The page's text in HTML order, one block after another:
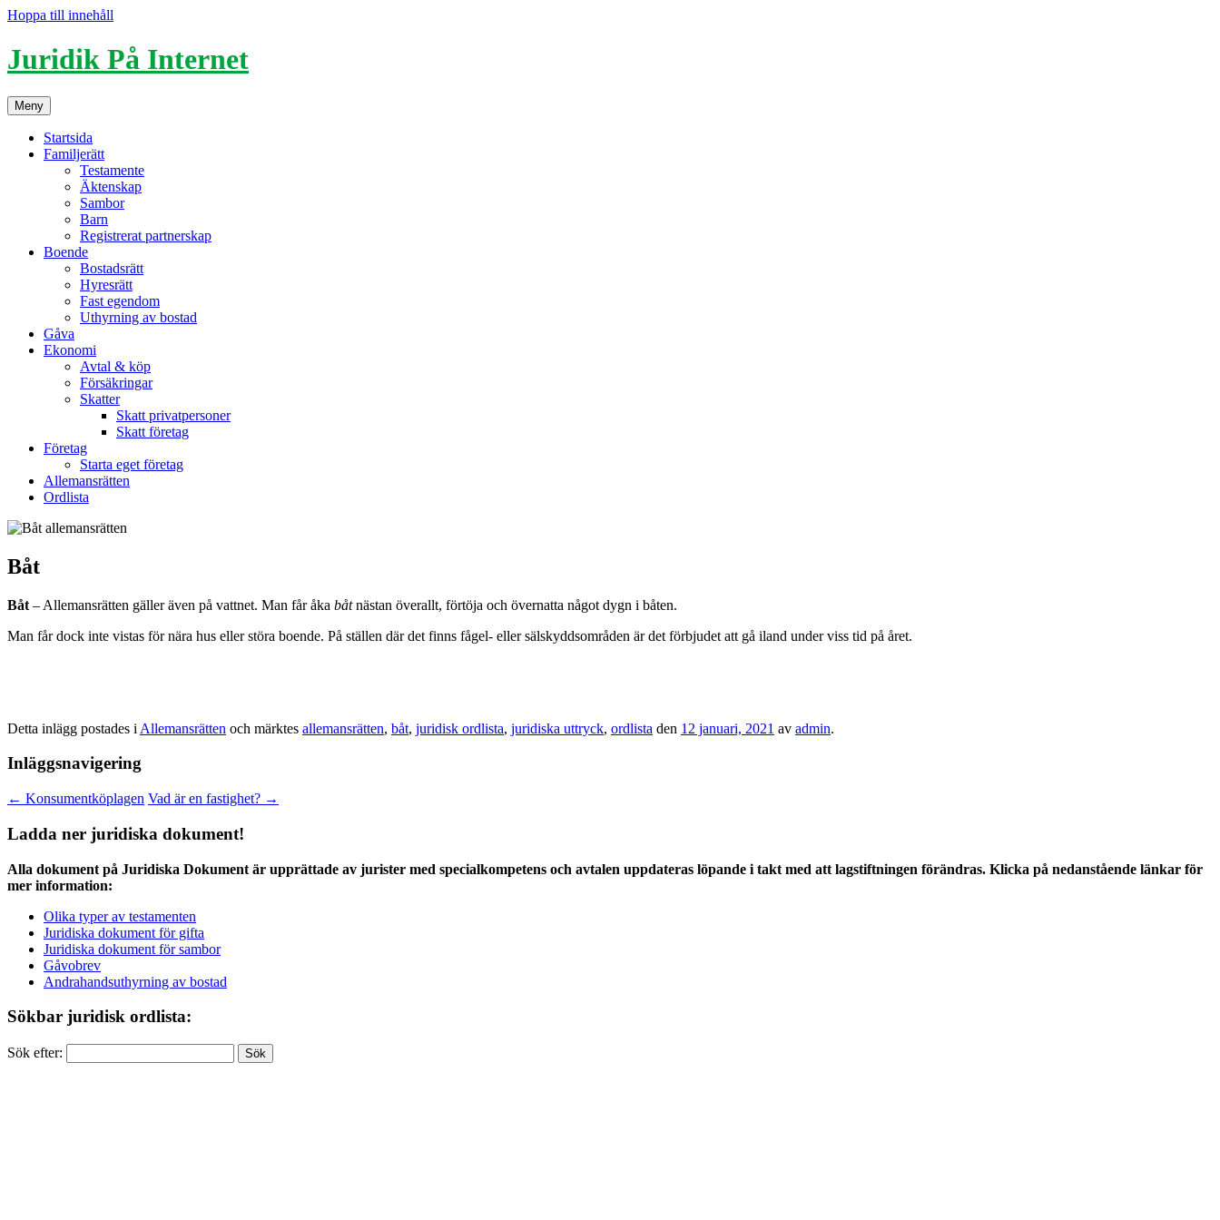
Hoppa till innehåll
Juridik På Internet
Meny
Startsida
Familjerätt
Testamente
Äktenskap
Sambor
Barn
Registrerat partnerskap
Boende
Bostadsrätt
Hyresrätt
Fast egendom
Uthyrning av bostad
Gåva
Ekonomi
Avtal & köp
Försäkringar
Skatter
Skatt privatpersoner
Skatt företag
Företag
Starta eget företag
Allemansrätten
Ordlista
Båt
Båt – Allemansrätten gäller även på vattnet. Man får åka båtnästan överallt, förtöja och övernatta något dygn i båten.
Man får dock inte vistas för nära hus eller störa boende. På ställen där det finns fågel- eller sälskyddsområden är det förbjudet att gå iland under viss tid på året.
Detta inlägg postades i Allemansrätten och märktes allemansrätten, båt, juridisk ordlista, juridiska uttryck, ordlista den 12 januari, 2021 av admin.
Inläggsnavigering
← Konsumentköplagen Vad är en fastighet? →
Ladda ner juridiska dokument!
Alla dokument på Juridiska Dokument är upprättade av jurister med specialkompetens och avtalen uppdateras löpande i takt med att lagstiftningen förändras. Klicka på nedanstående länkar för
mer information:
Olika typer av testamenten
Juridiska dokument för gifta
Juridiska dokument för sambor
Gåvobrev
Andrahandsuthyrning av bostad
Sökbar juridisk ordlista:
Sök efter: